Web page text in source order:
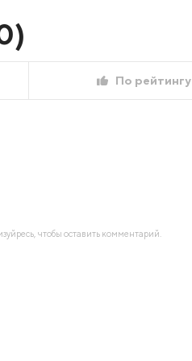
)
По рейтингу
чтобы оставить комментарий.